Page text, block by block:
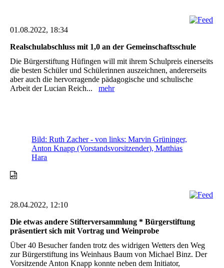
01.08.2022, 18:34
Realschulabschluss mit 1,0 an der Gemeinschaftsschule
Die Bürgerstiftung Hüfingen will mit ihrem Schulpreis einerseits
die besten Schüler und Schülerinnen auszeichnen, andererseits
aber auch die hervorragende pädagogische und schulische
Arbeit der Lucian Reich... mehr
Bild: Ruth Zacher - von links: Marvin Grüninger,
Anton Knapp (Vorstandsvorsitzender), Matthias
Hara
28.04.2022, 12:10
Die etwas andere Stifterversammlung * Bürgerstiftung
präsentiert sich mit Vortrag und Weinprobe
Über 40 Besucher fanden trotz des widrigen Wetters den Weg
zur Bürgerstiftung ins Weinhaus Baum von Michael Binz. Der
Vorsitzende Anton Knapp konnte neben dem Initiator,